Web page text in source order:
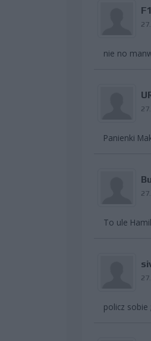
nie no
Panienki
To ule
policz sobie